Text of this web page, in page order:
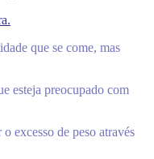
que se come, mas
esteja preocupado com
excesso de peso através